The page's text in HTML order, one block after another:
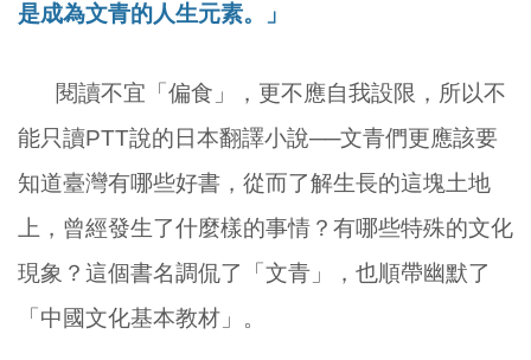
是成為文青的人生元素。」
閱讀不宜「偏食」，更不應自我設限，所以不
能只讀PTT說的日本翻譯小說──文青們更應該要
知道臺灣有哪些好書，從而了解生長的這塊土地
上，曾經發生了什麼樣的事情？有哪些特殊的文化
現象？這個書名調侃了「文青」，也順帶幽默了
「中國文化基本教材」。